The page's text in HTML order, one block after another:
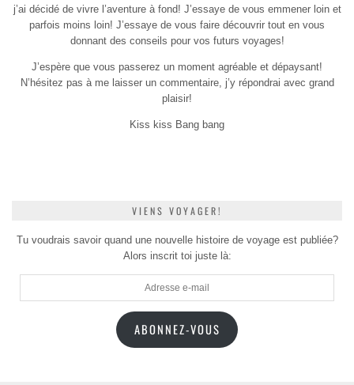
j’ai décidé de vivre l’aventure à fond! J’essaye de vous emmener loin et
parfois moins loin! J’essaye de vous faire découvrir tout en vous
donnant des conseils pour vos futurs voyages!
J’espère que vous passerez un moment agréable et dépaysant!
N’hésitez pas à me laisser un commentaire, j’y répondrai avec grand
plaisir!
Kiss kiss Bang bang
VIENS VOYAGER!
Tu voudrais savoir quand une nouvelle histoire de voyage est publiée?
Alors inscrit toi juste là:
ABONNEZ-VOUS